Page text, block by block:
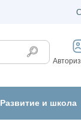
Развитие и школа